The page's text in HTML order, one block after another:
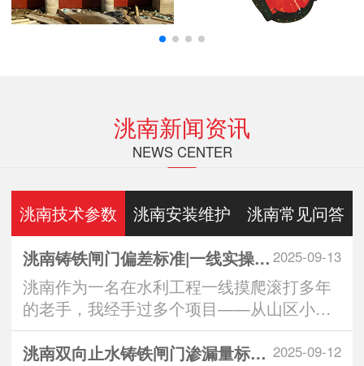
洮南新闻资讯
NEWS CENTER
洮南技术参数 洮南安装维护 洮南常见问答
2025-09-13
洮南铸铁闸门偏差标准|一线实操全解析：从生产到安装的3大重要控制点
洮南作为一名在水利工程一线摸爬滚打多年
的老手，我经手过多个项目——从山区小水
库到城市排水···
2025-09-12
洮南双向止水铸铁闸门渗漏量标准｜实操派*看的“零漏”硬核指南